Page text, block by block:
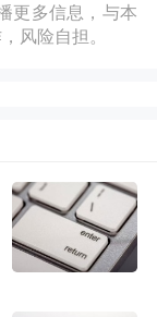
价在11月
。黄金作
情况下吸
象，金价
更多信息，与本
风险自担。